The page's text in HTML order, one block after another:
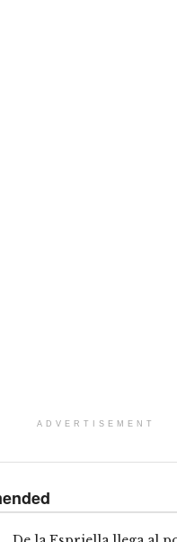
ADVERTISEMENT